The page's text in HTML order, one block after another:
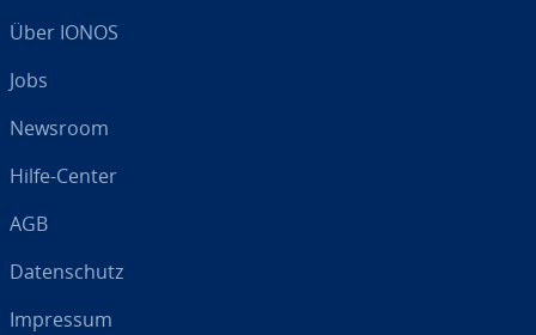
Über IONOS
Jobs
Newsroom
Hilfe-Center
AGB
Da­ten­schutz
Impressum